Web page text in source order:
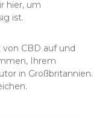
hier, um
ist.
CBD auf und
Ihrem
in Großbritannien.